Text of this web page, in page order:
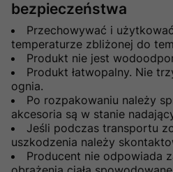
bezpieczeństwa
Przechowywać i
temperaturze zbliżonej do
Produkt nie jest
Produkt łatwopalny. Nie
ognia.
Po rozpakowaniu należy
akcesoria są w stanie
Jeśli podczas transportu
uszkodzenia należy
Producent nie odpowiada